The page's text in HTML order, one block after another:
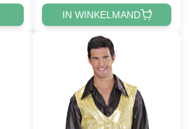
IN WINKELMAND